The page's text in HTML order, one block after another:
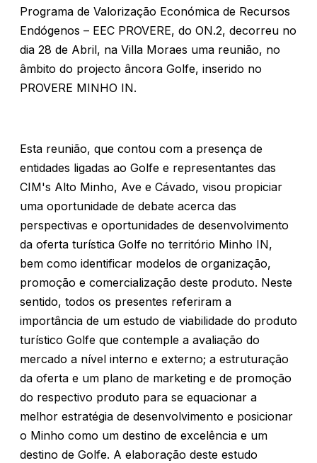
Programa de Valorização Económica de Recursos
Endógenos – EEC PROVERE, do ON.2, decorreu no
dia 28 de Abril, na Villa Moraes uma reunião, no
âmbito do projecto âncora Golfe, inserido no
PROVERE MINHO IN.
Esta reunião, que contou com a presença de
entidades ligadas ao Golfe e representantes das
CIM's Alto Minho, Ave e Cávado, visou propiciar
uma oportunidade de debate acerca das
perspectivas e oportunidades de desenvolvimento
da oferta turística Golfe no território Minho IN,
bem como identificar modelos de organização,
promoção e comercialização deste produto. Neste
sentido, todos os presentes referiram a
importância de um estudo de viabilidade do produto
turístico Golfe que contemple a avaliação do
mercado a nível interno e externo; a estruturação
da oferta e um plano de marketing e de promoção
do respectivo produto para se equacionar a
melhor estratégia de desenvolvimento e posicionar
o Minho como um destino de excelência e um
destino de Golfe. A elaboração deste estudo